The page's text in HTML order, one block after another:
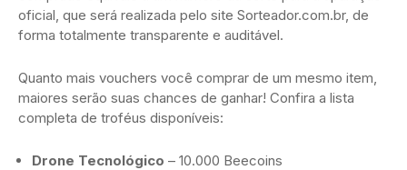
oficial, que será realizada pelo site Sorteador.com.br, de
forma totalmente transparente e auditável.
Quanto mais vouchers você comprar de um mesmo item,
maiores serão suas chances de ganhar! Confira a lista
completa de troféus disponíveis:
Drone Tecnológico – 10.000 Beecoins